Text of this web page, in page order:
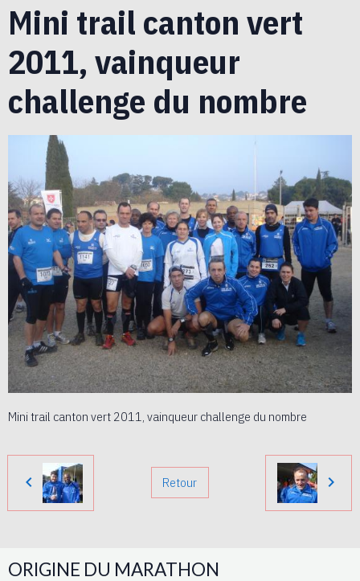
Mini trail canton vert
2011, vainqueur
challenge du nombre
Mini trail canton vert 2011, vainqueur challenge du nombre
Retour
ORIGINE DU MARATHON